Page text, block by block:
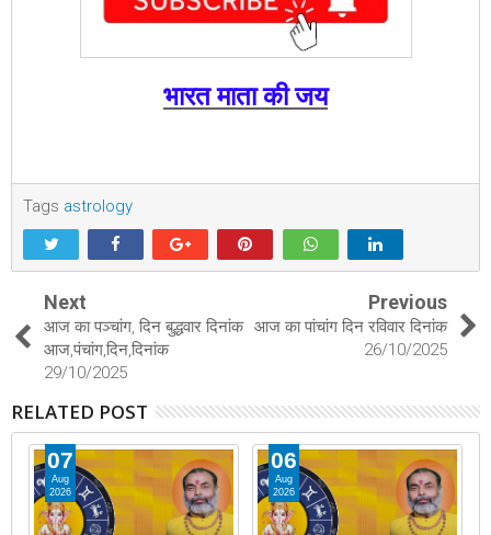
भारत माता की जय
Tags astrology
Next
आज का पञ्चांग, दिन बुद्धवार दिनांक
आज,पंचांग,दिन,दिनांक
29/10/2025
Previous
आज का पांचांग दिन रविवार दिनांक
26/10/2025
RELATED POST
07
Aug
2026
06
Aug
2026